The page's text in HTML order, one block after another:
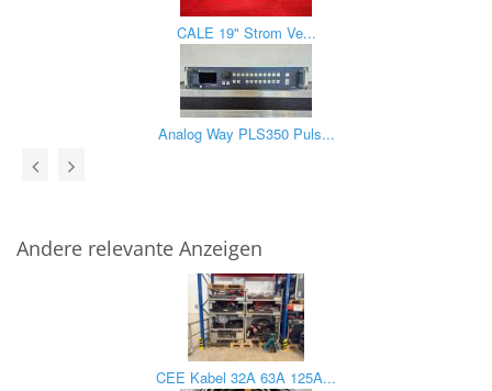
CALE 19" Strom Ve...
Analog Way PLS350 Puls...
Andere relevante Anzeigen
CEE Kabel 32A 63A 125A...